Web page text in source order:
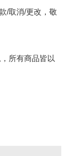
/取消/更改，敬
所有商品皆以